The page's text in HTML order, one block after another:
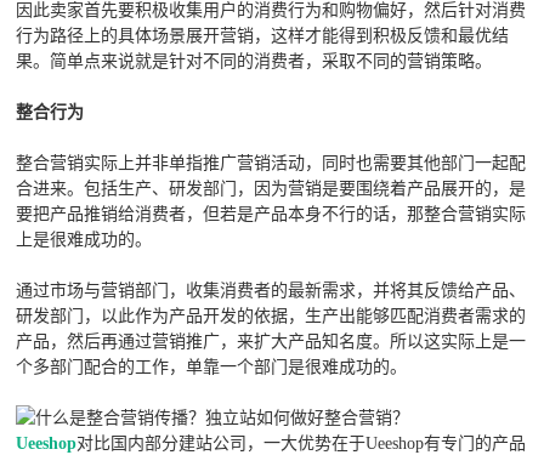
因此卖家首先要积极收集用户的消费行为和购物偏好，然后针对消费
行为路径上的具体场景展开营销，这样才能得到积极反馈和最优结
果。简单点来说就是针对不同的消费者，采取不同的营销策略。
整合行为
整合营销实际上并非单指推广营销活动，同时也需要其他部门一起配
合进来。包括生产、研发部门，因为营销是要围绕着产品展开的，是
要把产品推销给消费者，但若是产品本身不行的话，那整合营销实际
上是很难成功的。
通过市场与营销部门，收集消费者的最新需求，并将其反馈给产品、
研发部门，以此作为产品开发的依据，生产出能够匹配消费者需求的
产品，然后再通过营销推广，来扩大产品知名度。所以这实际上是一
个多部门配合的工作，单靠一个部门是很难成功的。
Ueeshop对比国内部分建站公司，一大优势在于Ueeshop有专门的产品